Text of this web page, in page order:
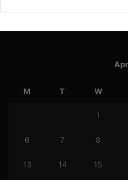
M T W
1
6 7 8
13 14 15